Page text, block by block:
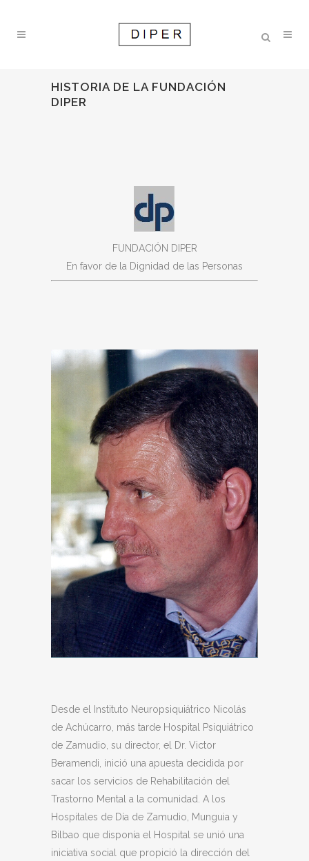
HISTORIA DE LA FUNDACIÓN
DIPER
FUNDACIÓN DIPER
En favor de la Dignidad de las Personas
Desde el Instituto Neuropsiquiátrico Nicolás
de Achúcarro, más tarde Hospital Psiquiátrico
de Zamudio, su director, el Dr. Victor
Beramendi, inició una apuesta decidida por
sacar los servicios de Rehabilitación del
Trastorno Mental a la comunidad. A los
Hospitales de Día de Zamudio, Munguia y
Bilbao que disponía el Hospital se unió una
iniciativa social que propició la dirección del